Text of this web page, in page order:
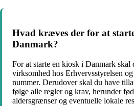
Hvad kræves der for at
Danmark?
For at starte en kiosk i Danmark skal
virksomhed hos Erhvervsstyrelsen
nummer. Derudover skal du have
følge alle regler og krav, herunder
aldersgrænser og eventuelle lokale